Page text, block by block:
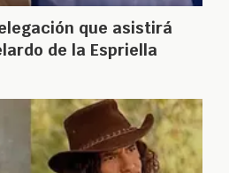
que asistirá
de la Espriella